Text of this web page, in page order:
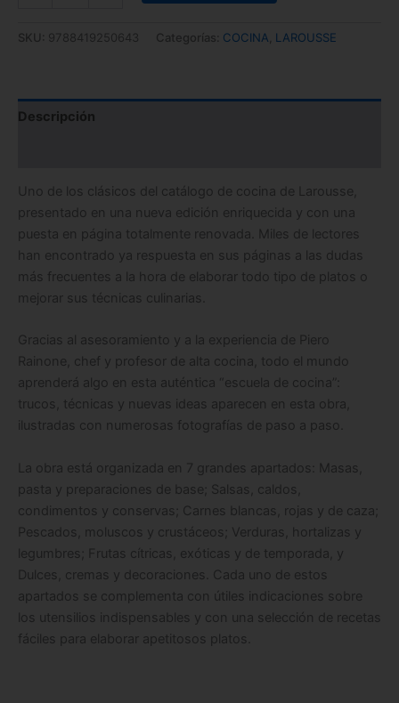
SKU: 9788419250643 Categorías: COCINA LAROUSSE
Descripción
Uno de los clásicos del catálogo de cocina de Larousse
presentado en una nueva edición enriquecida y con una
puesta en página totalmente renovada.
Miles de lectores
han encontrado ya respuesta en sus páginas a las dudas
más frecuentes a la hora de elaborar todo tipo de platos o
mejorar sus técnicas culinarias.
Gracias al asesoramiento y a la experiencia de Piero
Rainone, chef y profesor de alta cocina , todo el mundo
aprenderá algo en esta auténtica “escuela de cocina”:
trucos, técnicas y nuevas ideas aparecen en esta obra,
ilustradas con numerosas fotografías de paso a paso.
La obra está organizada en 7 grandes apartados
: Masas,
pasta y preparaciones de base; Salsas, caldos,
condimentos y conservas; Carnes blancas, rojas y de caza;
Pescados, moluscos y crustáceos; Verduras, hortalizas y
legumbres; Frutas cítricas, exóticas y de temporada, y
Dulces, cremas y decoraciones. Cada uno de estos
apartados se complementa con útiles indicaciones sobre
los utensilios indispensables y con una selección de recetas
fáciles para elaborar apetitosos platos.